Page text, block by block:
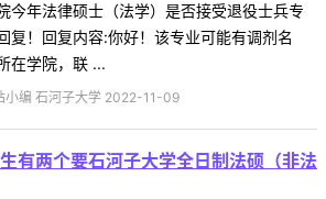
今年法律硕士（法学）是否接受退役士兵专
复！回复内容:你好！该专业可能有调剂名
在学院，联 ...
小编 石河子大学 2022-11-09
有两个要石河子大学全日制法硕（非法